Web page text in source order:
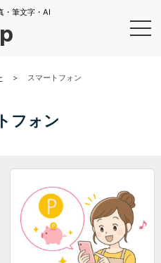
・筆文字・AI
> スマートフォン
フォン